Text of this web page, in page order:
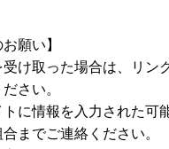
願い】
け取った場合は、リン
さい。
に情報を入力された可
までご連絡ください。